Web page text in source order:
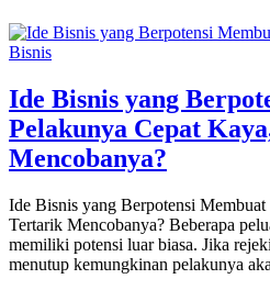
Bisnis
Ide Bisnis yang
Pelakunya Cepat
Mencobanya?
Ide Bisnis yang Berpotensi
Tertarik Mencobanya? Beberapa
memiliki potensi luar biasa. Jika
menutup kemungkinan pelakunya